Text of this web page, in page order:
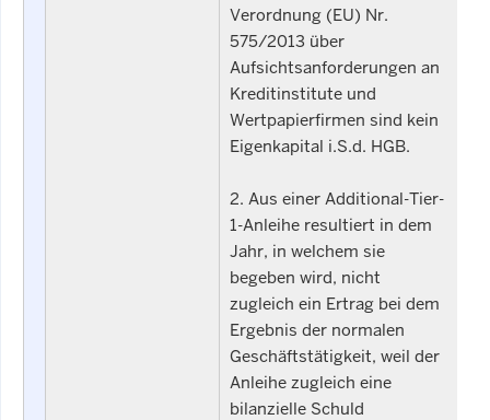
Verordnung (EU) Nr.
575/2013 über
Aufsichtsanforderungen an
Kreditinstitute und
Wertpapierfirmen sind kein
Eigenkapital i.S.d. HGB.
2. Aus einer Additional-Tier-
1-Anleihe resultiert in dem
Jahr, in welchem sie
begeben wird, nicht
zugleich ein Ertrag bei dem
Ergebnis der normalen
Geschäftstätigkeit, weil der
Anleihe zugleich eine
bilanzielle Schuld